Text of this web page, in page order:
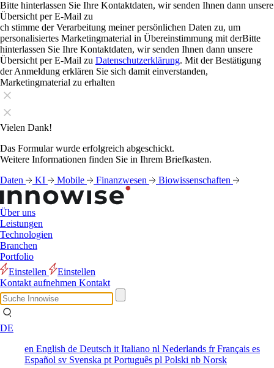
Bitte hinterlassen Sie Ihre Kontaktdaten, wir senden Ihnen dann unsere
Übersicht per E-Mail zu
ch stimme der Verarbeitung meiner persönlichen Daten zu, um
personalisiertes Marketingmaterial in Übereinstimmung mit derBitte
hinterlassen Sie Ihre Kontaktdaten, wir senden Ihnen dann unsere
Übersicht per E-Mail zu Datenschutzerklärung. Mit der Bestätigung
der Anmeldung erklären Sie sich damit einverstanden,
Marketingmaterial zu erhalten
Vielen Dank!
Das Formular wurde erfolgreich abgeschickt.
Weitere Informationen finden Sie in Ihrem Briefkasten.
Daten
KI Mobile Finanzwesen Biowissenschaften
Über uns
Leistungen
Technologien
Branchen
Portfolio
Einstellen
Einstellen
Kontakt aufnehmen Kontakt
DE
en English de Deutsch it Italiano nl Nederlands frFrançais es
Español sv Svenska pt Português pl Polski nb Norsk